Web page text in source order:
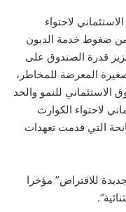
لاحتواء
من ضغوط خدمة الديون
قدرة الصندوق على
المعرضة للمخاطر،
الاستئماني للنمو والحد
لاحتواء الكوارث
التي قدمت تعهدات
للاقتراض” مؤخرا